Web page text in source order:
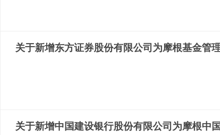
关于新增东方证券股份有限公司为摩根基金管
关于新增中国建设银行股份有限公司为摩根中